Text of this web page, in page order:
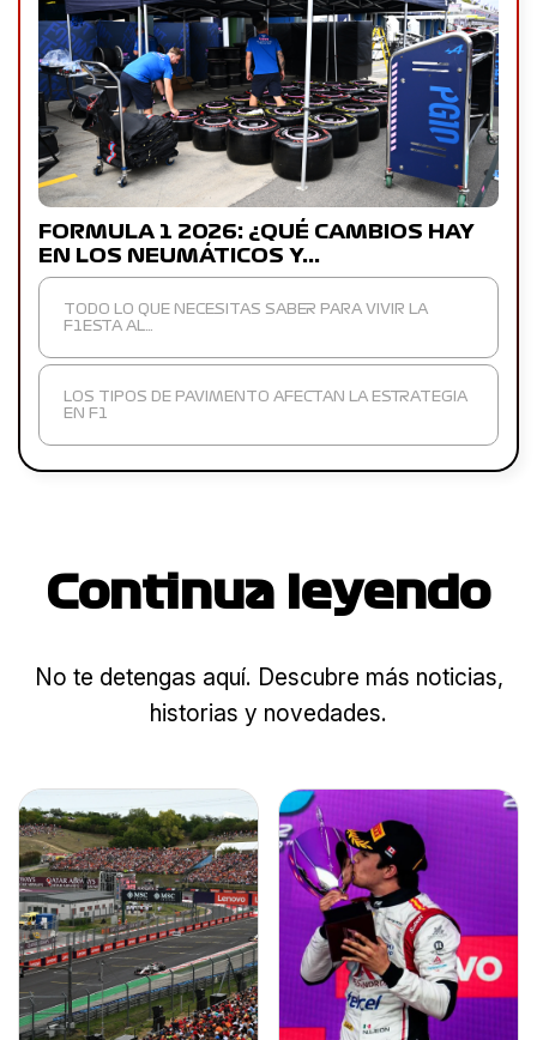
FORMULA 1 2026: ¿QUÉ CAMBIOS HAY
EN LOS NEUMÁTICOS Y…
TODO LO QUE NECESITAS SABER PARA VIVIR LA
F1ESTA AL…
LOS TIPOS DE PAVIMENTO AFECTAN LA ESTRATEGIA
EN F1
Continua leyendo
No te detengas aquí. Descubre más noticias,
historias y novedades.